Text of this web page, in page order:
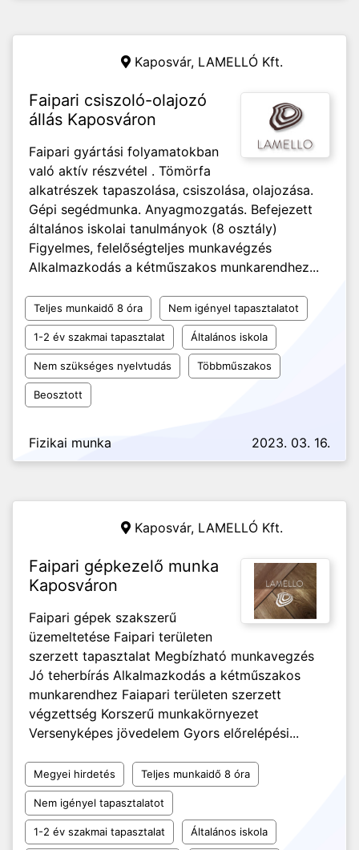
Kaposvár, LAMELLÓ Kft.
Faipari csiszoló-olajozó
állás Kaposváron
Faipari gyártási folyamatokban
való aktív részvétel . Tömörfa
alkatrészek tapaszolása, csiszolása, olajozása.
Gépi segédmunka. Anyagmozgatás. Befejezett
általános iskolai tanulmányok (8 osztály)
Figyelmes, felelőségteljes munkavégzés
Alkalmazkodás a kétműszakos munkarendhez...
Teljes munkaidő 8 óra Nem igényel tapasztalatot
1-2 év szakmai tapasztalat Általános iskola
Nem szükséges nyelvtudás Többműszakos
Beosztott
Fizikai munka 2023. 03. 16.
Kaposvár, LAMELLÓ Kft.
Faipari gépkezelő munka
Kaposváron
Faipari gépek szakszerű
üzemeltetése Faipari területen
szerzett tapasztalat Megbízható munkavegzés
Jó teherbírás Alkalmazkodás a kétműszakos
munkarendhez Faiapari területen szerzett
végzettség Korszerű munkakörnyezet
Versenyképes jövedelem Gyors előrelépési...
Megyei hirdetés Teljes munkaidő 8 óra
Nem igényel tapasztalatot
1-2 év szakmai tapasztalat Általános iskola